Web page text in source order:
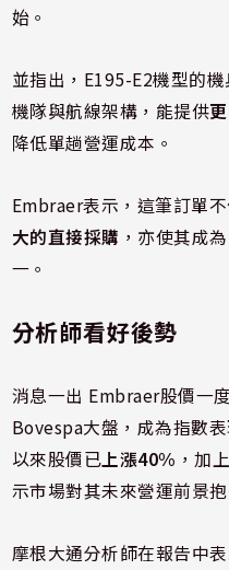
始。
並指出，E195-E2機型的
機隊與航線架構，能提供
降低單趟營運成本。
Embraer表示，這筆訂單
大的直接採購 ，亦使其成
一。
分析師看好後勢
消息一出 Embraer股價一度
Bovespa大盤，成為指數
以來股價已 上漲40% ，加
示市場對其未來營運前景
摩根大通分析師在報告中